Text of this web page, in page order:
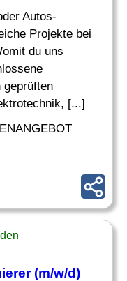
Autos-
Projekte bei
du uns
[...]
(m/w/d)